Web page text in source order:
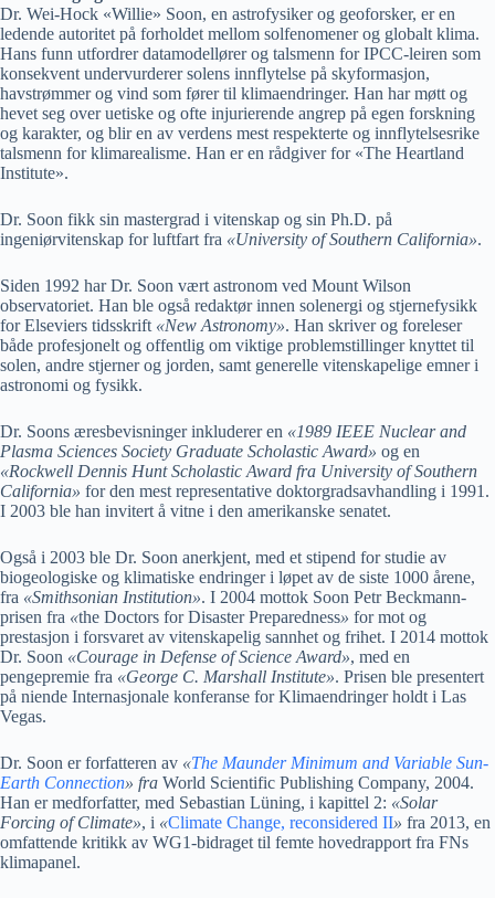
Dr. Wei-Hock «Willie» Soon, en astrofysiker og geoforsker, er en
ledende autoritet på forholdet mellom solfenomener og globalt klima.
Hans funn utfordrer datamodellører og talsmenn for IPCC-leiren som
konsekvent undervurderer solens innflytelse på skyformasjon,
havstrømmer og vind som fører til klimaendringer. Han har møtt og
hevet seg over uetiske og ofte injurierende angrep på egen forskning
og karakter, og blir en av verdens mest respekterte og innflytelsesrike
talsmenn for klimarealisme. Han er en rådgiver for «The Heartland
Institute».
Dr. Soon fikk sin mastergrad i vitenskap og sin Ph.D. på
ingeniørvitenskap for luftfart fra «University of Southern California».
Siden 1992 har Dr. Soon vært astronom ved Mount Wilson
observatoriet. Han ble også redaktør innen solenergi og stjernefysikk
for Elseviers tidsskrift «New Astronomy». Han skriver og foreleser
både profesjonelt og offentlig om viktige problemstillinger knyttet til
solen, andre stjerner og jorden, samt generelle vitenskapelige emner i
astronomi og fysikk.
Dr. Soons æresbevisninger inkluderer en «1989 IEEE Nuclear and
Plasma Sciences Society Graduate Scholastic Award» og en
«Rockwell Dennis Hunt Scholastic Award fra University of Southern
California» for den mest representative doktorgradsavhandling i 1991.
I 2003 ble han invitert å vitne i den amerikanske senatet.
Også i 2003 ble Dr. Soon anerkjent, med et stipend for studie av
biogeologiske og klimatiske endringer i løpet av de siste 1000 årene,
fra «Smithsonian Institution». I 2004 mottok Soon Petr Beckmann-
prisen fra «the Doctors for Disaster Preparedness» for mot og
prestasjon i forsvaret av vitenskapelig sannhet og frihet. I 2014 mottok
Dr. Soon «Courage in Defense of Science Award», med en
pengepremie fra «George C. Marshall Institute». Prisen ble presentert
på niende Internasjonale konferanse for Klimaendringer holdt i Las
Vegas.
Dr. Soon er forfatteren av «The Maunder Minimum and Variable Sun-
Earth Connection» fra World Scientific Publishing Company, 2004.
Han er medforfatter, med Sebastian Lüning, i kapittel 2: «Solar
Forcing of Climate», i «Climate Change, reconsidered II» fra 2013, en
omfattende kritikk av WG1-bidraget til femte hovedrapport fra FNs
klimapanel.